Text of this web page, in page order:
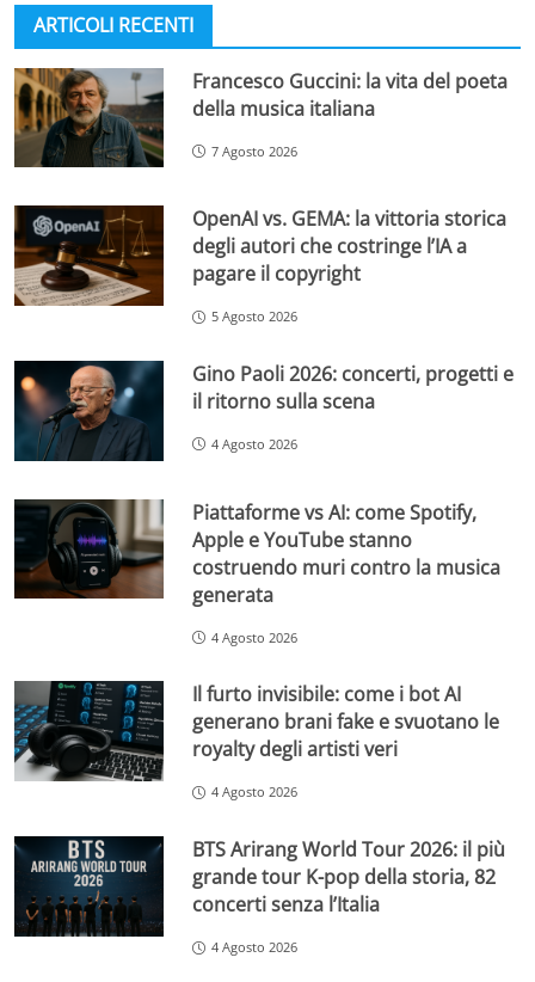
ARTICOLI RECENTI
Francesco Guccini: la vita del poeta
della musica italiana
7 Agosto 2026
OpenAI vs. GEMA: la vittoria storica
degli autori che costringe l’IA a
pagare il copyright
5 Agosto 2026
Gino Paoli 2026: concerti, progetti e
il ritorno sulla scena
4 Agosto 2026
Piattaforme vs AI: come Spotify,
Apple e YouTube stanno
costruendo muri contro la musica
generata
4 Agosto 2026
Il furto invisibile: come i bot AI
generano brani fake e svuotano le
royalty degli artisti veri
4 Agosto 2026
BTS Arirang World Tour 2026: il più
grande tour K-pop della storia, 82
concerti senza l’Italia
4 Agosto 2026